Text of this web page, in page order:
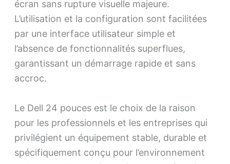
écran sans rupture visuelle majeure.
L’utilisation et la configuration sont facilitées
par une interface utilisateur simple et
l’absence de fonctionnalités superflues,
garantissant un démarrage rapide et sans
accroc.
Le Dell 24 pouces est le choix de la raison
pour les professionnels et les entreprises qui
privilégient un équipement stable, durable et
spécifiquement conçu pour l’environnement